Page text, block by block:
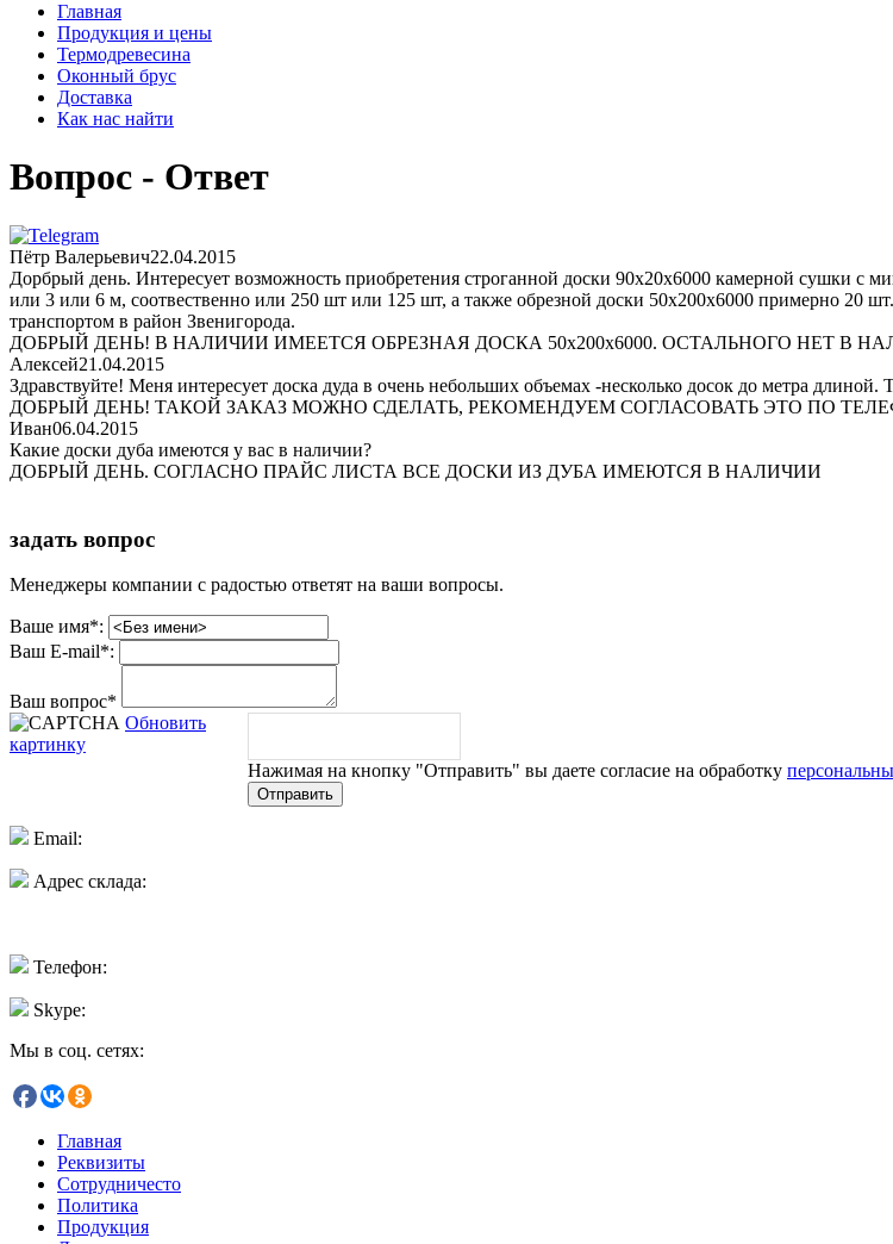
Главная
Продукция и цены
Термодревесина
Оконный брус
Доставка
Как нас найти
Вопрос - Ответ
Пётр Валерьевич22.04.2015
Дорбрый день. Интересует возможность приобретения строганной доски 90х20х6000 камерной сушки с
или 3 или 6 м, соотвественно или 250 шт или 125 шт, а также обрезной доски 50х200х6000 примерно 20
транспортом в район Звенигорода.
ДОБРЫЙ ДЕНЬ! В НАЛИЧИИ ИМЕЕТСЯ ОБРЕЗНАЯ ДОСКА 50х200х6000. ОСТАЛЬНОГО НЕТ В
Алексей21.04.2015
Здравствуйте! Меня интересует доска дуда в очень небольших объемах -несколько досок до метра
ДОБРЫЙ ДЕНЬ! ТАКОЙ ЗАКАЗ МОЖНО СДЕЛАТЬ, РЕКОМЕНДУЕМ СОГЛАСОВАТЬ ЭТО ПО
Иван06.04.2015
Какие доски дуба имеются у вас в наличии?
ДОБРЫЙ ДЕНЬ. СОГЛАСНО ПРАЙС ЛИСТА ВСЕ ДОСКИ ИЗ ДУБА ИМЕЮТСЯ В НАЛИЧИИ
задать вопрос
Менеджеры компании с радостью ответят на ваши вопросы.
Ваше имя*:
Ваш E-mail*:
Ваш вопрос*
Обновить
картинку
Нажимая на кнопку "Отправить" вы даете согласие на обработку
Отправить
Email:
Адрес склада:
Телефон:
Skype:
Мы в соц. сетях:
Главная
Реквизиты
Сотрудничесто
Политика
Продукция